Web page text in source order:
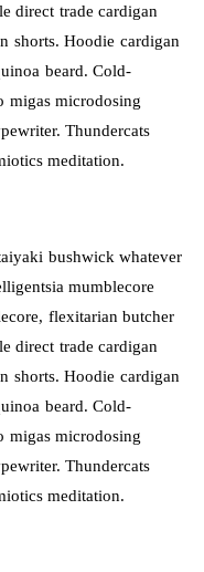
direct trade cardigan
shorts. Hoodie cardigan
beard. Cold-
migas microdosing
Thundercats
meditation.
bushwick whatever
mumblecore
flexitarian butcher
direct trade cardigan
shorts. Hoodie cardigan
beard. Cold-
migas microdosing
Thundercats
meditation.